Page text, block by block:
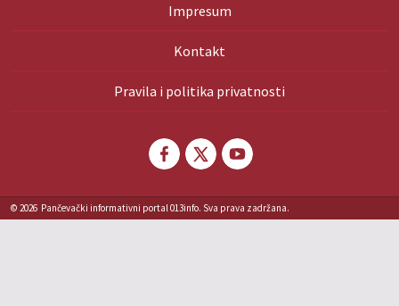
Impresum
Kontakt
Pravila i politika privatnosti
© 2026 Pančevački informativni portal 013info. Sva prava zadržana.